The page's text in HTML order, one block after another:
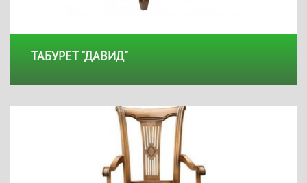
ТАБУРЕТ "ДАВИД"